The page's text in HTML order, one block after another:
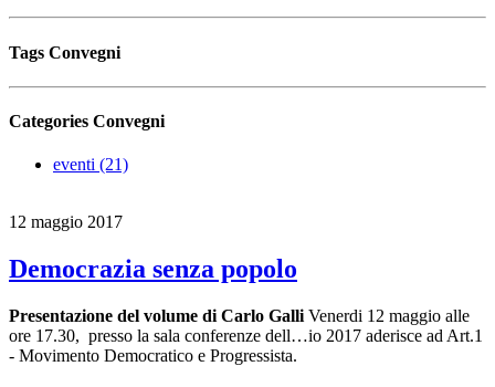
Tags Convegni
Categories Convegni
eventi (21)
12 maggio 2017
Democrazia senza popolo
Presentazione del volume di Carlo Galli Venerdi 12 maggio alle
ore 17.30, presso la sala conferenze dell…io 2017 aderisce ad Art.1
- Movimento Democratico e Progressista.